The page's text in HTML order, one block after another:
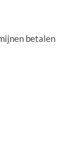
betalen